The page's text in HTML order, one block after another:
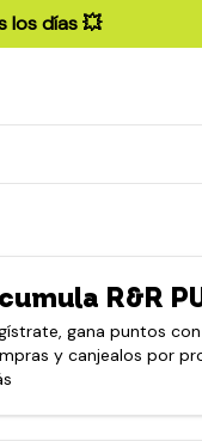
los días 💥
R&R
gana puntos
y canjealos por